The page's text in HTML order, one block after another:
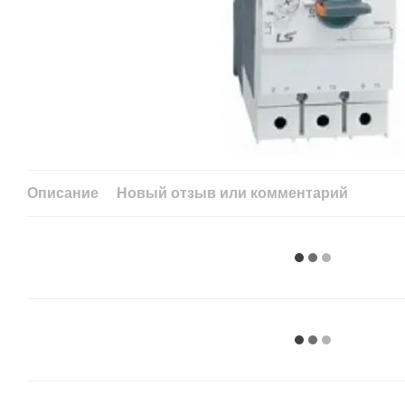
Описание Новый отзыв или комментарий